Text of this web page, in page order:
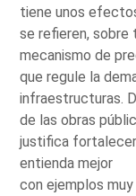
tiene unos
se refieren, sobre
mecanismo de
que regule la
infraestructuras.
de las obras
justifica
entienda mejor
con ejemplos